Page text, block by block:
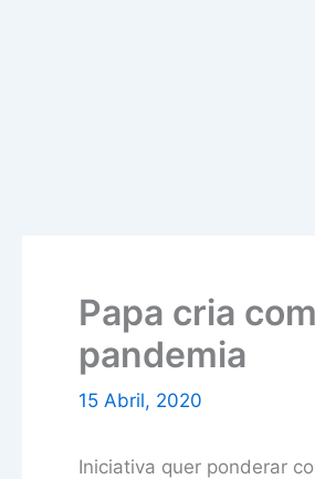
Papa cria
pandemia
15 Abril, 2020
Iniciativa quer ponderar